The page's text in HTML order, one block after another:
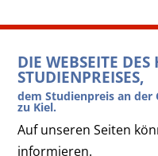
DIE WEBSEITE
STUDIENPREISES,
dem Studienpreis an
zu Kiel.
Auf unseren Seiten
informieren.